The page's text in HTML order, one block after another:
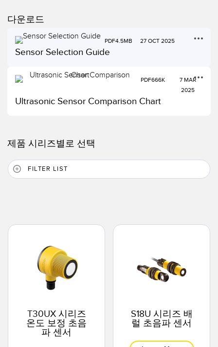
다운로드
Sensor Selection Guide
4.5MB
PDF 27 OCT 2025
Ultrasonic Sensor Comparison Chart
666K
PDF
7 MAR
2025
제품 시리즈별로 선택
FILTER LIST
T30UX 시리즈
온도 보정 초음
파 센서
S18U 시리즈 배
럴 초음파 센서